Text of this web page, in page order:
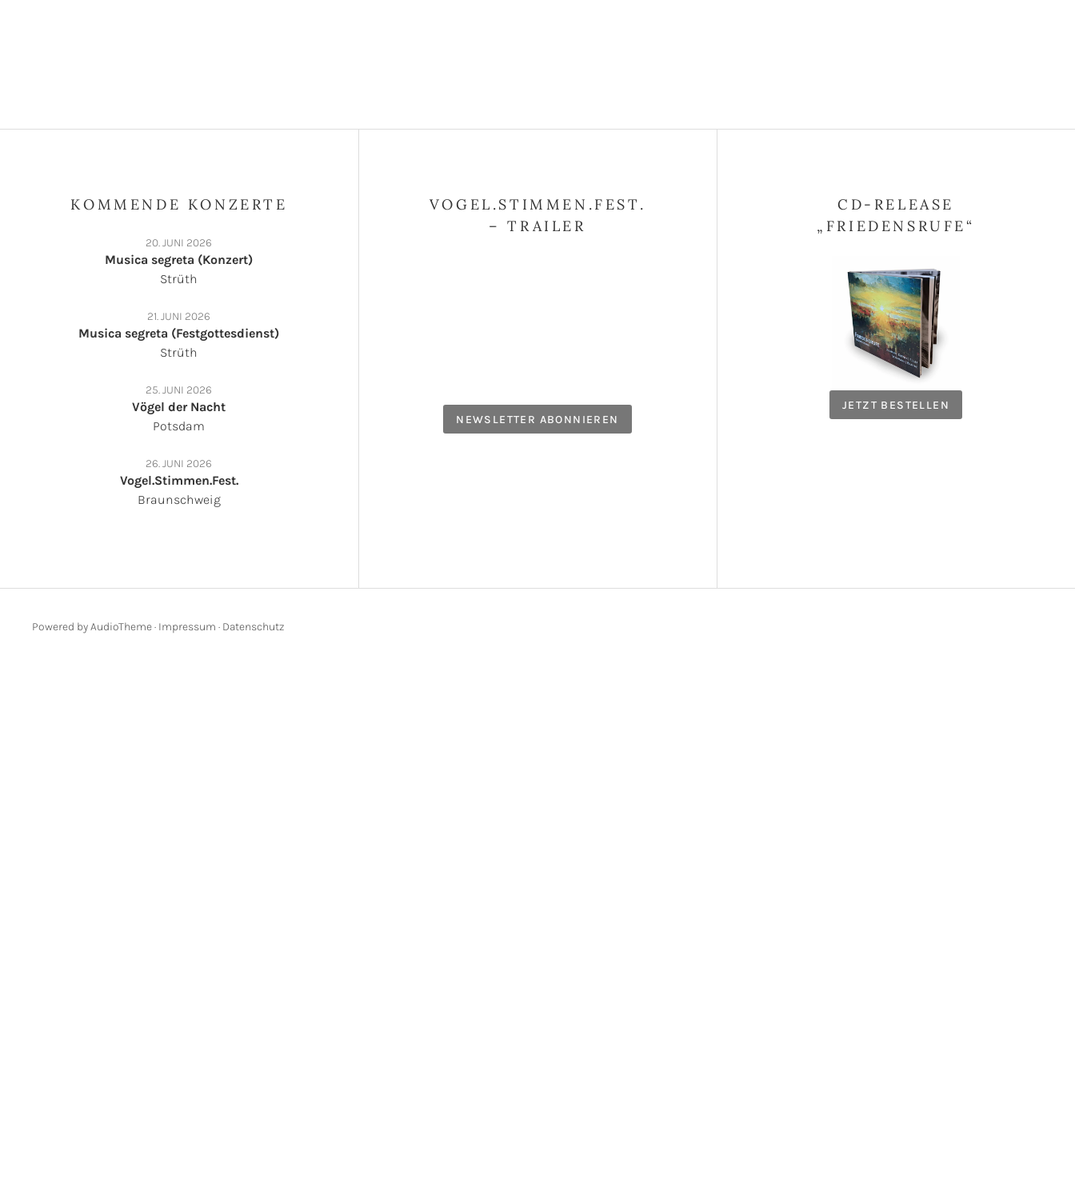
KOMMENDE KONZERTE
Musica segreta (Konzert)
Strüth
20. JUNI 2026
Musica segreta (Festgottesdienst)
Strüth
21. JUNI 2026
Vögel der Nacht
Potsdam
25. JUNI 2026
Vogel.Stimmen.Fest.
Braunschweig
26. JUNI 2026
VOGEL.STIMMEN.FEST.
– TRAILER
NEWSLETTER ABONNIEREN
CD-RELEASE
„FRIEDENSRUFE“
JETZT BESTELLEN
Powered byAudioTheme· Impressum · Datenschutz